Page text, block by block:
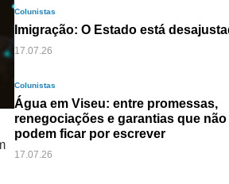
Colunistas
Imigração: O Estado está
17.07.26
Colunistas
Água em Viseu: entre promessas,
renegociações e garantias que não
podem ficar por escrever
17.07.26